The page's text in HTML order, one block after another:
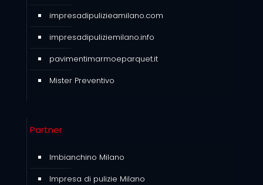
impresadipulizieamilano.com
impresadipuliziemilano.info
pavimentimarmoeparquet.it
Mister Preventivo
Partner
Imbianchino Milano
Impresa di pulizie Milano